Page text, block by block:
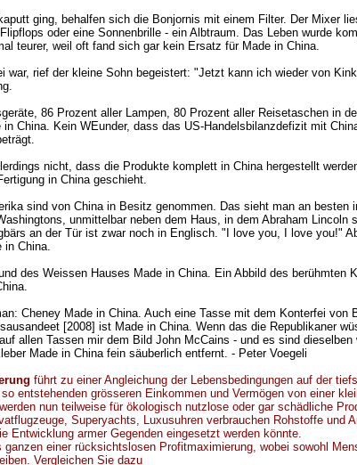
ging, behalfen sich die Bonjornis mit einem Filter. Der Mixer
oder eine Sonnenbrille - ein Albtraum. Das Leben wurde
teurer, weil oft fand sich gar kein Ersatz für Made in China.
war, rief der kleine Sohn begeistert: "Jetzt kann ich wieder von
86 Prozent aller Lampen, 80 Prozent aller Reisetaschen in
China. Kein WEunder, dass das US-Handelsbilanzdefizit mit
nicht, dass die Produkte komplett in China hergestellt
in China geschieht.
sind von China in Besitz genommen. Das sieht man an besten
unmittelbar neben dem Haus, in dem Abraham Lincoln
an der Tür ist zwar noch in Englisch. "I love you, I love you!"
in China.
des Weissen Hauses Made in China. Ein Abbild des berühmten
Cheney Made in China. Auch eine Tasse mit dem Konterfei von
[2008] ist Made in China. Wenn das die Republikaner
allen Tassen mir dem Bild John McCains - und es sind dieselben
Made in China fein säuberlich entfernt. - Peter Voegeli
führt zu einer Angleichung der Lebensbedingungen auf der
entstehenden grösseren Einkommen und Vermögen von einer
nun teilweise für ökologisch nutzlose oder gar schädliche
Superyachts, Luxusuhren verbrauchen Rohstoffe und
Entwicklung armer Gegenden eingesetzt werden könnte.
ganzen einer rücksichtslosen Profitmaximierung, wobei sowohl
Vergleichen Sie dazu